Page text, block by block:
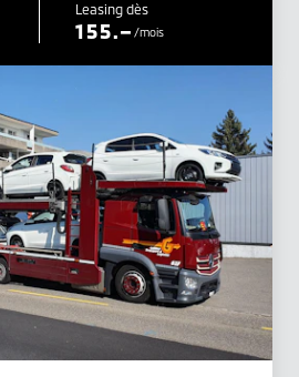
Leasing dès
155.–/mois